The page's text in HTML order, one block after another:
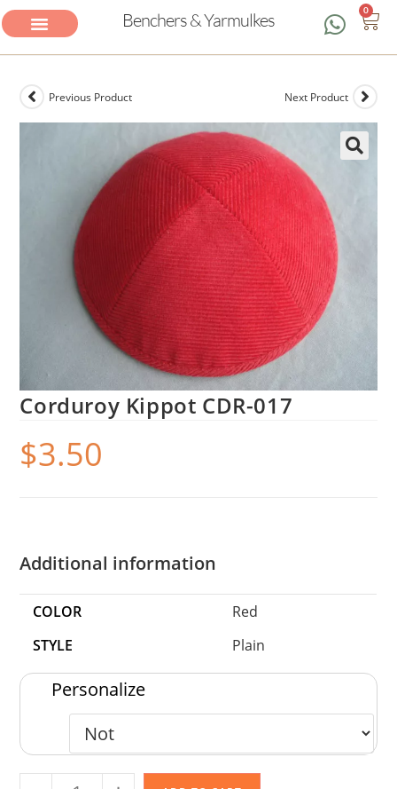
Benchers & Yarmulkes 0
Previous Product Next Product
Corduroy Kippot CDR-017
$3.50
Additional information
COLOR
Red
STYLE
Plain
Personalize